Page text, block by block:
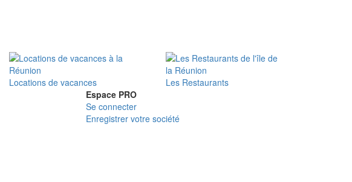
Locations de vacances
Les Restaurants
Espace PRO
Se connecter
Enregistrer votre société